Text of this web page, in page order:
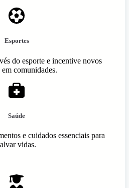
Esportes
do esporte e incentive novos
em comunidades.
Saúde
e cuidados essenciais para
vidas.